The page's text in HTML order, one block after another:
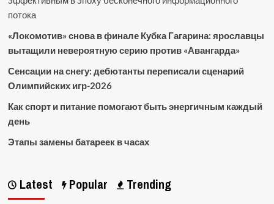
потока
«Локомотив» снова в финале Кубка Гагарина: ярославцы
вытащили невероятную серию против «Авангарда»
Сенсации на снегу: дебютанты переписали сценарий
Олимпийских игр-2026
Как спорт и питание помогают быть энергичным каждый
день
Этапы замены батареек в часах
Latest Popular Trending